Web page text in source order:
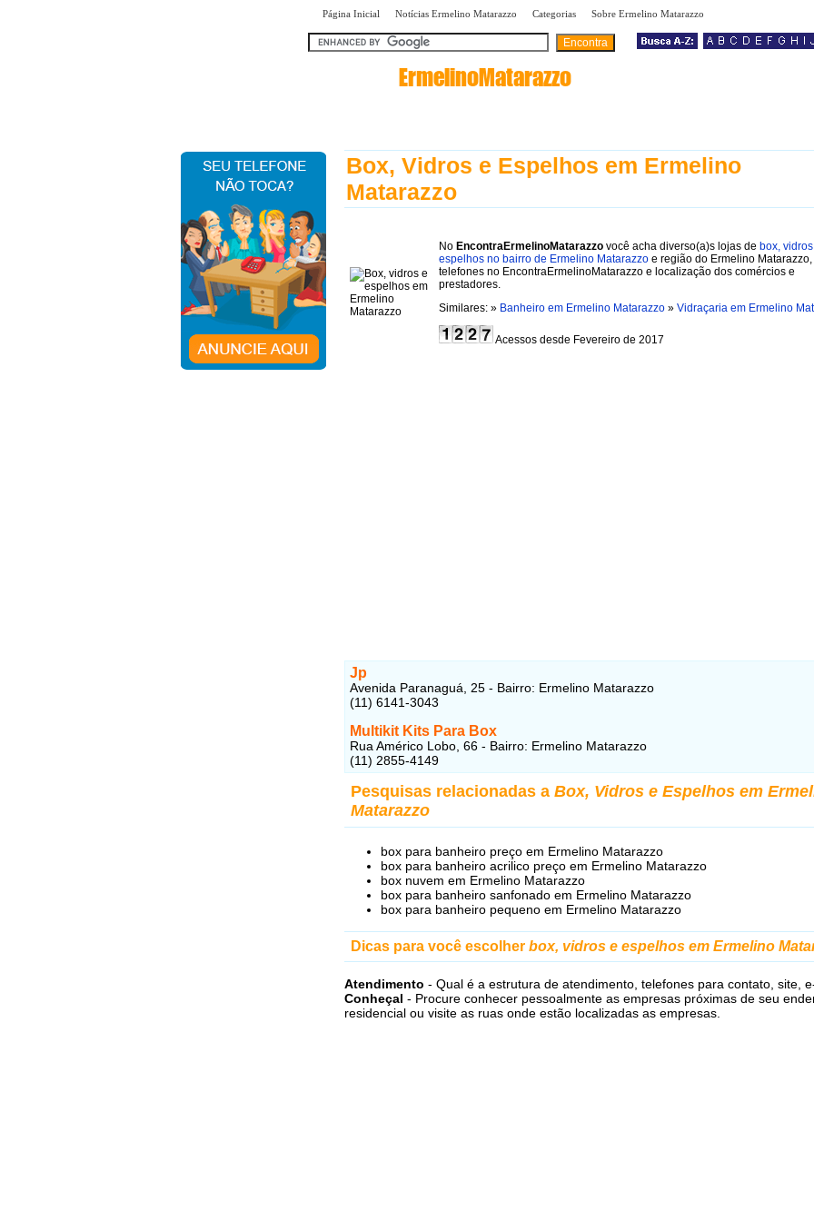
Página Inicial Notícias Ermelino Matarazzo Categorias Sobre Ermelino Matarazzo
ErmelinoMatarazzo
Box, Vidros e Espelhos em Ermelino
Matarazzo
No EncontraErmelinoMatarazzo você acha diverso(a)s lojas de box,
espelhos no bairro de Ermelino Matarazzo e região do Ermelino Matarazzo,
telefones no EncontraErmelinoMatarazzo e localização dos comércios e
prestadores.
Similares: » Banheiro em Ermelino Matarazzo » Vidraçaria em Ermelino
Acessos desde Fevereiro de 2017
Jp
Avenida Paranaguá, 25 - Bairro: Ermelino Matarazzo
(11) 6141-3043
Multikit Kits Para Box
Rua Américo Lobo, 66 - Bairro: Ermelino Matarazzo
(11) 2855-4149
Pesquisas relacionadas a Box, Vidros e Espelhos em
Matarazzo
box para banheiro preço em Ermelino Matarazzo
box para banheiro acrilico preço em Ermelino Matarazzo
box nuvem em Ermelino Matarazzo
box para banheiro sanfonado em Ermelino Matarazzo
box para banheiro pequeno em Ermelino Matarazzo
Dicas para você escolher box, vidros e espelhos em Ermelino
Atendimento - Qual é a estrutura de atendimento, telefones para contato, site,
Conheçal - Procure conhecer pessoalmente as empresas próximas de seu
residencial ou visite as ruas onde estão localizadas as empresas.